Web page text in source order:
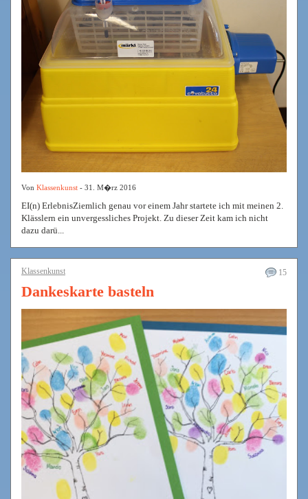
Von Klassenkunst - 31. M�rz 2016
EI(n) ErlebnisZiemlich genau vor einem Jahr startete ich mit meinen 2.
Klässlern ein unvergessliches Projekt. Zu dieser Zeit kam ich nicht
dazu darü...
15
Klassenkunst
Dankeskarte basteln